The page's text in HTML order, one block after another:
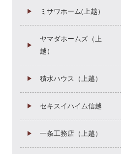
ミサワホーム(上越）
ヤマダホームズ（上
越）
積水ハウス（上越）
セキスイハイム信越
一条工務店（上越）